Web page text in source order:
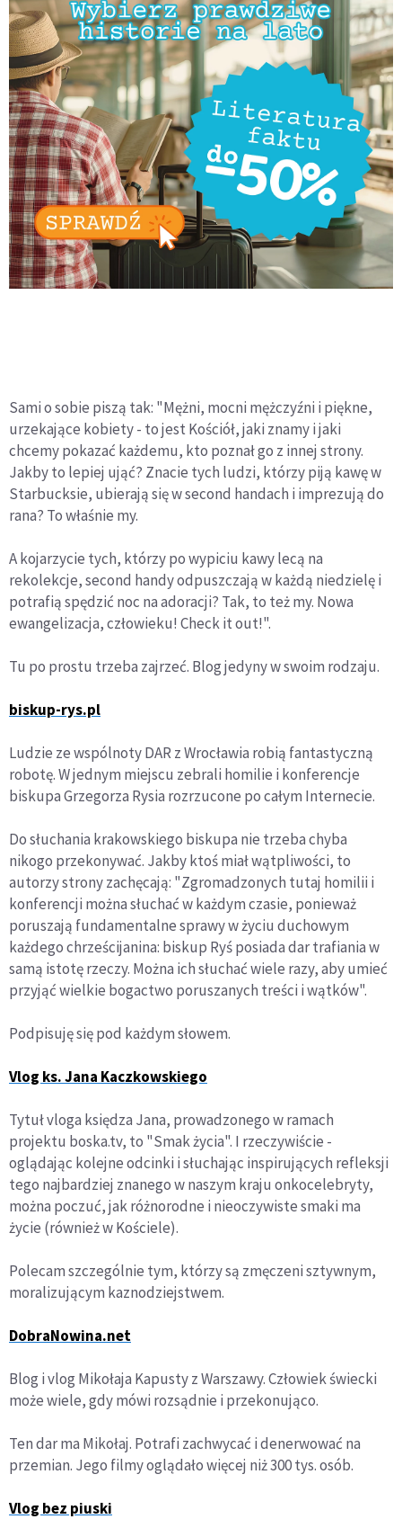
Sami o sobie piszą tak: "Mężni, mocni mężczyźni i piękne,
urzekające kobiety - to jest Kościół, jaki znamy i jaki
chcemy pokazać każdemu, kto poznał go z innej strony.
Jakby to lepiej ująć? Znacie tych ludzi, którzy piją kawę w
Starbucksie, ubierają się w second handach i imprezują do
rana? To właśnie my.
A kojarzycie tych, którzy po wypiciu kawy lecą na
rekolekcje, second handy odpuszczają w każdą niedzielę i
potrafią spędzić noc na adoracji? Tak, to też my. Nowa
ewangelizacja, człowieku! Check it out!".
Tu po prostu trzeba zajrzeć. Blog jedyny w swoim rodzaju.
biskup-rys.pl
Ludzie ze wspólnoty DAR z Wrocławia robią fantastyczną
robotę. W jednym miejscu zebrali homilie i konferencje
biskupa Grzegorza Rysia rozrzucone po całym Internecie.
Do słuchania krakowskiego biskupa nie trzeba chyba
nikogo przekonywać. Jakby ktoś miał wątpliwości, to
autorzy strony zachęcają: "Zgromadzonych tutaj homilii i
konferencji można słuchać w każdym czasie, ponieważ
poruszają fundamentalne sprawy w życiu duchowym
każdego chrześcijanina: biskup Ryś posiada dar trafiania w
samą istotę rzeczy. Można ich słuchać wiele razy, aby umieć
przyjąć wielkie bogactwo poruszanych treści i wątków".
Podpisuję się pod każdym słowem.
Vlog ks. Jana Kaczkowskiego
Tytuł vloga księdza Jana, prowadzonego w ramach
projektu boska.tv, to "Smak życia". I rzeczywiście -
oglądając kolejne odcinki i słuchając inspirujących refleksji
tego najbardziej znanego w naszym kraju onkocelebryty,
można poczuć, jak różnorodne i nieoczywiste smaki ma
życie (również w Kościele).
Polecam szczególnie tym, którzy są zmęczeni sztywnym,
moralizującym kaznodziejstwem.
DobraNowina.net
Blog i vlog Mikołaja Kapusty z Warszawy. Człowiek świecki
może wiele, gdy mówi rozsądnie i przekonująco.
Ten dar ma Mikołaj. Potrafi zachwycać i denerwować na
przemian. Jego filmy oglądało więcej niż 300 tys. osób.
Vlog bez piuski